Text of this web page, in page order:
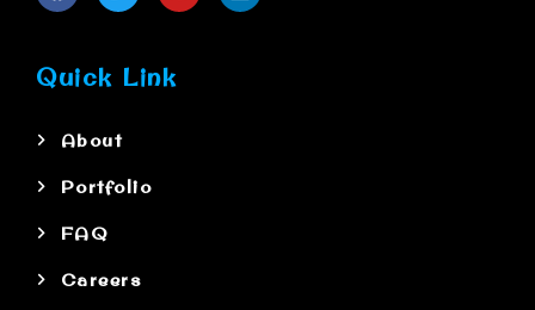
Quick Link
About
Portfolio
FAQ
Careers